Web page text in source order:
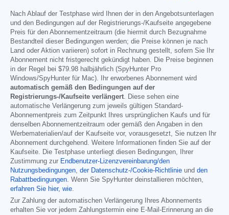
Nach Ablauf der Testphase wird Ihnen der in den Angebotsunterlagen
und den Bedingungen auf der Registrierungs-/Kaufseite angegebene
Preis für den Abonnementzeitraum (die hiermit durch Bezugnahme
Bestandteil dieser Bedingungen werden; die Preise können je nach
Land oder Aktion variieren) sofort in Rechnung gestellt, sofern Sie Ihr
Abonnement nicht fristgerecht gekündigt haben. Die Preise beginnen
in der Regel bei $79.98 halbjährlich (SpyHunter Pro
Windows/SpyHunter für Mac). Ihr erworbenes Abonnement wird
automatisch gemäß den Bedingungen auf der
Registrierungs-/Kaufseite verlängert. Diese sehen eine
automatische Verlängerung zum jeweils gültigen Standard-
Abonnementpreis zum Zeitpunkt Ihres ursprünglichen Kaufs und für
denselben Abonnementzeitraum oder gemäß den Angaben in den
Werbematerialien/auf der Kaufseite vor, vorausgesetzt, Sie nutzen Ihr
Abonnement durchgehend. Weitere Informationen finden Sie auf der
Kaufseite. Die Testphase unterliegt diesen Bedingungen, Ihrer
Zustimmung zur Endbenutzer-Lizenzvereinbarung/den
Nutzungsbedingungen, der Datenschutz-/Cookie-Richtlinie und den
Rabattbedingungen. Wenn Sie SpyHunter deinstallieren möchten,
erfahren Sie hier, wie.
Zur Zahlung der automatischen Verlängerung Ihres Abonnements
erhalten Sie vor jedem Zahlungstermin eine E-Mail-Erinnerung an die